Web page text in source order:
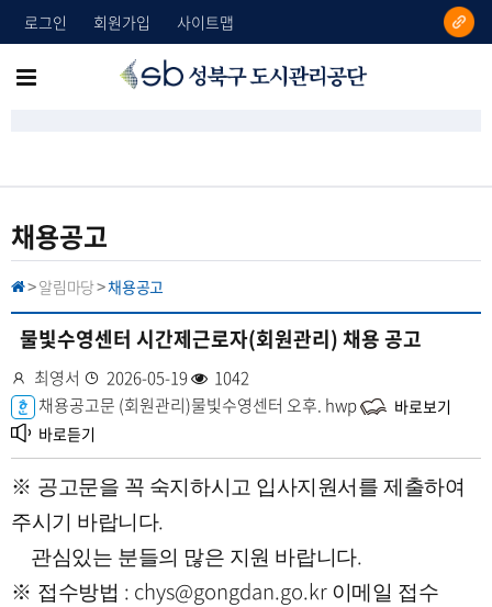
로그인 회원가입 사이트맵
리
공
단
메
보
기
채용공고
H
M
> 알림마당>채용공고
물빛수영센터 시간제근로자(회원관리) 채용 공고
작
성
자
최영서 등
록
일
2026-05-19조
회
1042
첨
부
파
일
채용공고문 (회원관리)물빛수영센터 오후. hwp
바로보기
바로듣기
※ 공고문을 꼭 숙지하시고 입사지원서를 제출하여
주시기 바랍니다.
관심있는 분들의 많은 지원 바랍니다.
※ 접수방법 : chys@gongdan.go.kr 이메일 접수